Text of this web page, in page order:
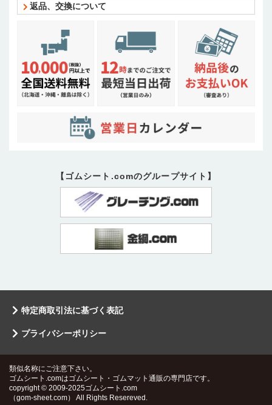
返品、交換について
【ゴムシート.comのグループサイト】
特定商取引法に基づく表記
プライバシーポリシー
類似名称にご注意下さい。
ゴムシート.comはゴムシート・ゴムマット通販の専門店です。
copyright © 2009-2025ゴムシート.com
（gom-sheet.com） All Rights Resereved.